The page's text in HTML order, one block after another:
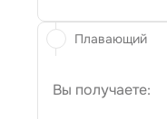
Вы получаете:
Плавающий